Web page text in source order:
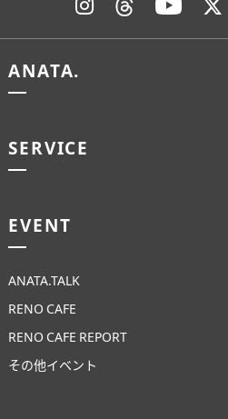
ANATA.
SERVICE
EVENT
ANATA.TALK
RENO CAFE
RENO CAFE REPORT
その他イベント